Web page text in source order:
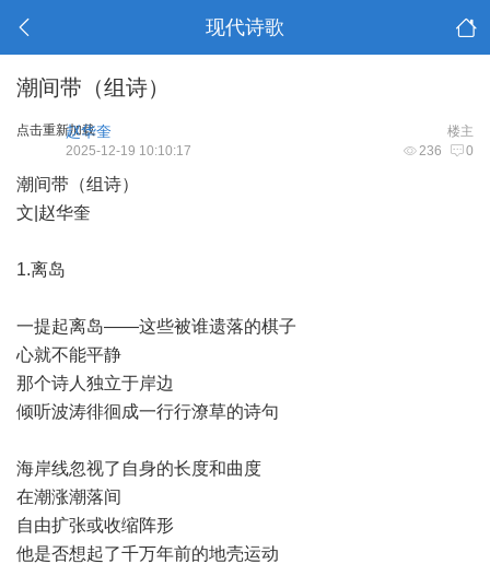
现代诗歌
潮间带（组诗）
点击重新加载 楼主
赵华奎
236 0
2025-12-19 10:10:17
潮间带（组诗）
文|赵华奎
1.离岛
一提起离岛——这些被谁遗落的棋子
心就不能平静
那个诗人独立于岸边
倾听波涛徘徊成一行行潦草的诗句
海岸线忽视了自身的长度和曲度
在潮涨潮落间
自由扩张或收缩阵形
他是否想起了千万年前的地壳运动